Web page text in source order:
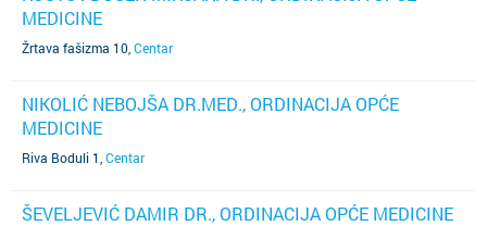
MEDICINE
Žrtava fašizma 10 Centar
NIKOLIĆ NEBOJŠA DR.MED., ORDINACIJA OPĆE
MEDICINE
Riva Boduli 1 Centar
ŠEVELJEVIĆ DAMIR DR., ORDINACIJA OPĆE MEDICINE